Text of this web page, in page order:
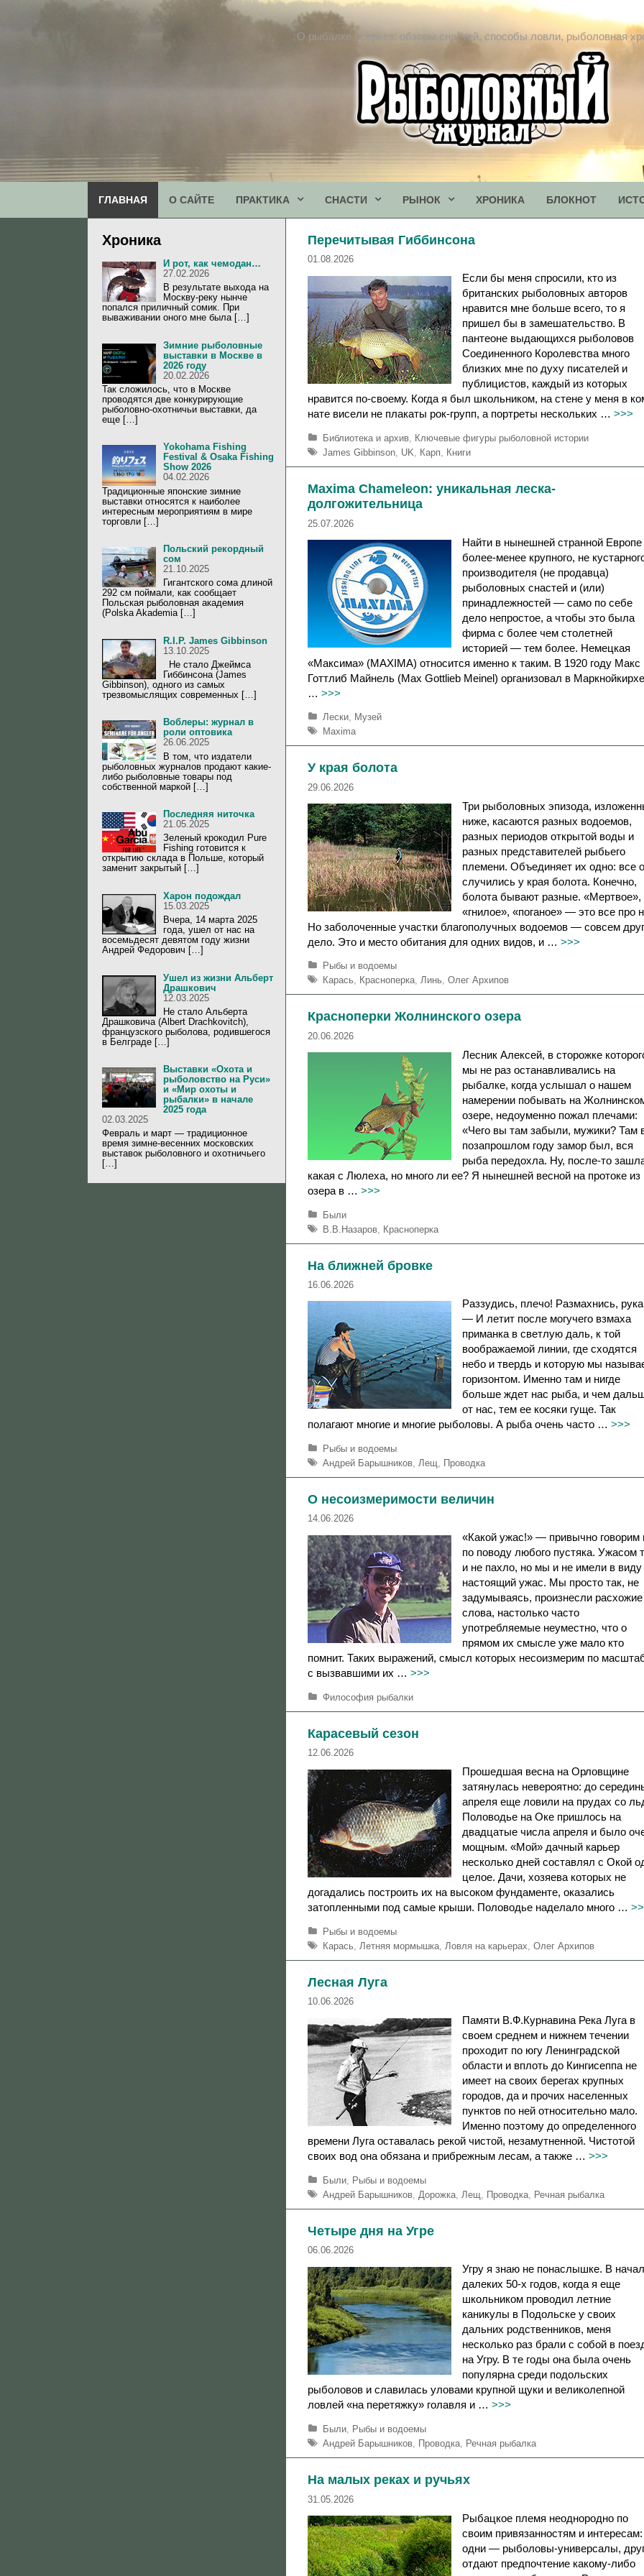
О рыбалке всерьез: обзоры снастей, способы ловли, рыболовная
ГЛАВНАЯ О САЙТЕ ПРАКТИКА СНАСТИ РЫНОК ХРОНИКА БЛОКНОТ
Перечитывая Гиббинсона
01.08.2026
Если бы меня спросили, кто из
британских рыболовных авторов
нравится мне больше всего, то я
пришел бы в замешательство. В
пантеоне выдающихся рыболовов
Соединенного Королевства много
близких мне по духу писателей и
публицистов, каждый из которых
нравится по-своему. Когда я был школьником, на стене у меня в
нате висели не плакаты рок-групп, а портреты нескольких … >>>
Р
у
б
и
к
и
Библиотека и архив, Ключевые фигуры рыболовной истории
М
е
к
и
James Gibbinson, UK, Карп, Книги
Maxima Chameleon: уникальная леска-
долгожительница
25.07.2026
Найти в нынешней странной Европе
более-менее крупного, не
производителя (не продавца)
рыболовных снастей и (или)
принадлежностей — само по себе
дело непростое, а чтобы это была
фирма с более чем столетней
историей — тем более. Немецкая
«Максима» (MAXIMA) относится именно к таким. В 1920 году Макс
Готтлиб Майнель (Max Gottlieb Meinel) организовал в
… >>>
Р
у
б
и
к
Лески, Музей
М
е
к
и
Maxima
У края болота
29.06.2026
Три рыболовных эпизода,
ниже, касаются разных водоемов,
разных периодов открытой воды и
разных представителей рыбьего
племени. Объединяет их одно: все
случились у края болота. Конечно,
болота бывают разные. «Мертвое»,
«гнилое», «поганое» — это все про
Но заболоченные участки благополучных водоемов — совсем
дело. Это и место обитания для одних видов, и … >>>
Р
у
б
и
к
Рыбы и водоемы
М
е
к
и
Карась, Красноперка, Линь, Олег Архипов
Красноперки Жолнинского озера
20.06.2026
Лесник Алексей, в сторожке
мы не раз останавливались на
рыбалке, когда услышал о нашем
намерении побывать на
озере, недоуменно пожал плечами:
«Чего вы там забыли, мужики? Там
позапрошлом году замор был, вся
рыба передохла. Ну, после-то
какая с Люлеха, но много ли ее? Я нынешней весной на протоке из
озера в … >>>
Р
у
б
и
к
Были
М
е
к
и
В.В.Назаров, Красноперка
На ближней бровке
16.06.2026
Раззудись, плечо! Размахнись,
— И летит после могучего взмаха
приманка в светлую даль, к той
воображаемой линии, где сходятся
небо и твердь и которую мы
горизонтом. Именно там и нигде
больше ждет нас рыба, и чем
от нас, тем ее косяки гуще. Так
полагают многие и многие рыболовы. А рыба очень часто … >>>
Р
у
б
и
к
Рыбы и водоемы
М
е
к
и
Андрей Барышников, Лещ Проводка
О несоизмеримости величин
14.06.2026
«Какой ужас!» — привычно говорим
по поводу любого пустяка. Ужасом
и не пахло, но мы и не имели в виду
настоящий ужас. Мы просто так, не
задумываясь, произнесли расхожие
слова, настолько часто
употребляемые неуместно, что о
прямом их смысле уже мало кто
помнит. Таких выражений, смысл которых несоизмерим по
с вызвавшими их … >>>
Р
у
р
и
и
Философия рыбалки
Карасевый сезон
12.06.2026
Прошедшая весна на Орловщине
затянулась невероятно: до
апреля еще ловили на прудах со
Половодье на Оке пришлось на
двадцатые числа апреля и было
мощным. «Мой» дачный карьер
несколько дней составлял с Окой
целое. Дачи, хозяева которых не
догадались построить их на высоком фундаменте, оказались
затопленными под самые крыши. Половодье наделало много …
Р
у
б
и
к
Рыбы и водоемы
М
е
к
и
Карась Летняя мормышка, Ловля на карьерах Олег Архипов
Лесная Луга
10.06.2026
Памяти В.Ф.Курнавина Река Луга в
своем среднем и нижнем течении
проходит по югу Ленинградской
области и вплоть до Кингисеппа не
имеет на своих берегах крупных
городов, да и прочих населенных
пунктов по ней относительно мало.
Именно поэтому до определенного
времени Луга оставалась рекой чистой, незамутненной. Чистотой
своих вод она обязана и прибрежным лесам, а также … >>>
Р
у
б
и
к
Были, Рыбы и водоемы
М
е
к
и
Андрей Барышников, Дорожка, Лещ, Проводка, Речная рыбалка
Четыре дня на Угре
06.06.2026
Угру я знаю не понаслышке. В
далеких 50-х годов, когда я еще
школьником проводил летние
каникулы в Подольске у своих
дальних родственников, меня
несколько раз брали с собой в
на Угру. В те годы она была очень
популярна среди подольских
рыболовов и славилась уловами крупной щуки и великолепной
ловлей «на перетяжку» голавля и … >>>
Р
у
б
и
к
Были, Рыбы и водоемы
М
е
к
и
Андрей Барышников, Проводка, Речная рыбалка
На малых реках и ручьях
31.05.2026
Рыбацкое племя неоднородно по
своим привязанностям и интересам:
одни — рыболовы-универсалы,
отдают предпочтение какому-либо
Хроника
И рот, как чемодан…
27.02.2026
В результате выхода на
Москву-реку нынче
попался приличный сомик. При
вываживании оного мне была […]
Зимние рыболовные
выставки в Москве в
2026 году
20.02.2026
Так сложилось, что в Москве
проводятся две конкурирующие
рыболовно-охотничьи выставки, да
еще […]
Yokohama Fishing
Festival & Osaka Fishing
Show 2026
04.02.2026
Традиционные японские зимние
выставки относятся к наиболее
интересным мероприятиям в мире
торговли […]
Польский рекордный
сом
21.10.2025
Гигантского сома длиной
292 см поймали, как сообщает
Польская рыболовная академия
(Polska Akademia […]
R.I.P. James Gibbinson
13.10.2025
Не стало Джеймса
Гиббинсона (James
Gibbinson), одного из самых
трезвомыслящих современных […]
Воблеры: журнал в
роли оптовика
26.06.2025
В том, что издатели
рыболовных журналов продают какие-
либо рыболовные товары под
собственной маркой […]
Последняя ниточка
21.05.2025
Зеленый крокодил Pure
Fishing готовится к
открытию склада в Польше, который
заменит закрытый […]
Харон подождал
15.03.2025
Вчера, 14 марта 2025
года, ушел от нас на
восемьдесят девятом году жизни
Андрей Федорович […]
Ушел из жизни Альберт
Драшкович
12.03.2025
Не стало Альберта
Драшковича (Albert Drachkovitch),
французского рыболова, родившегося
в Белграде […]
Выставки «Охота и
рыболовство на Руси»
и «Мир охоты и
рыбалки» в начале
2025 года
02.03.2025
Февраль и март — традиционное
время зимне-весенних московских
выставок рыболовного и охотничьего
[…]